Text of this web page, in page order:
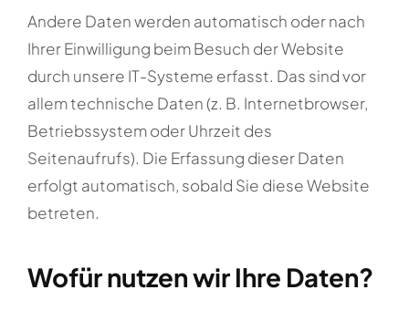
Andere Daten werden automatisch oder nach
Ihrer Einwilligung beim Besuch der Website
durch unsere IT-Systeme erfasst. Das sind vor
allem technische Daten (z. B. Internetbrowser,
Betriebssystem oder Uhrzeit des
Seitenaufrufs). Die Erfassung dieser Daten
erfolgt automatisch, sobald Sie diese Website
betreten.
Wofür nutzen wir Ihre Daten?